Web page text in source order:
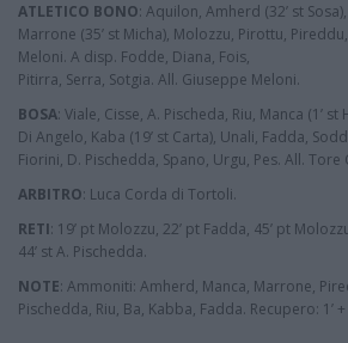
ATLETICO BONO: Aquilon, Amherd (32’ st
Marrone (35’ st Micha), Molozzu, Pirottu, Pireddu,
Meloni. A disp. Fodde, Diana, Fois,
Pitirra, Serra, Sotgia. All. Giuseppe Meloni.
BOSA: Viale, Cisse, A. Pischeda, Riu, Manca (1’ st
Di Angelo, Kaba (19’ st Carta), Unali, Fadda,
Fiorini, D. Pischedda, Spano, Urgu, Pes. All. Tore
ARBITRO: Luca Corda di Tortoli.
RETI: 19’ pt Molozzu, 22’ pt Fadda, 45’ pt
44’ st A. Pischedda.
NOTE: Ammoniti: Amherd, Manca, Marrone,
Pischedda, Riu, Ba, Kabba, Fadda. Recupero: 1’ +